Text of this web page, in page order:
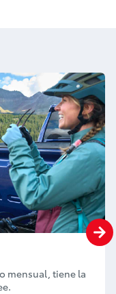
mensual, tiene la